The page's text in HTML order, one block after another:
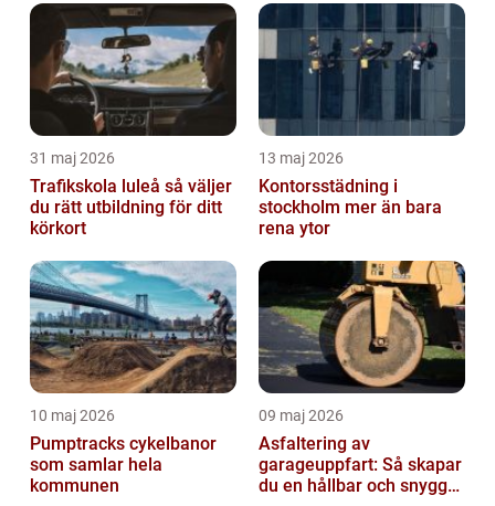
31 maj 2026
Trafikskola luleå så väljer
du rätt utbildning för ditt
körkort
13 maj 2026
Kontorsstädning i
stockholm mer än bara
rena ytor
10 maj 2026
Pumptracks cykelbanor
som samlar hela
kommunen
09 maj 2026
Asfaltering av
garageuppfart: Så skapar
du en hållbar och snygg